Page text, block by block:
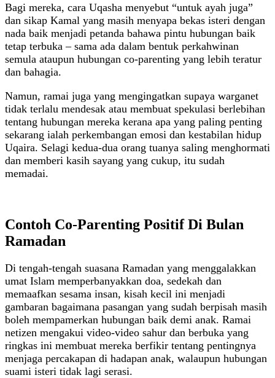
Bagi mereka, cara Uqasha menyebut “untuk ayah juga”
dan sikap Kamal yang masih menyapa bekas isteri dengan
nada baik menjadi petanda bahawa pintu hubungan baik
tetap terbuka – sama ada dalam bentuk perkahwinan
semula ataupun hubungan co‑parenting yang lebih teratur
dan bahagia.
Namun, ramai juga yang mengingatkan supaya warganet
tidak terlalu mendesak atau membuat spekulasi berlebihan
tentang hubungan mereka kerana apa yang paling penting
sekarang ialah perkembangan emosi dan kestabilan hidup
Uqaira. Selagi kedua‑dua orang tuanya saling menghormati
dan memberi kasih sayang yang cukup, itu sudah
memadai.
Contoh Co‑Parenting Positif Di Bulan
Ramadan
Di tengah‑tengah suasana Ramadan yang menggalakkan
umat Islam memperbanyakkan doa, sedekah dan
memaafkan sesama insan, kisah kecil ini menjadi
gambaran bagaimana pasangan yang sudah berpisah masih
boleh mempamerkan hubungan baik demi anak. Ramai
netizen mengakui video‑video sahur dan berbuka yang
ringkas ini membuat mereka berfikir tentang pentingnya
menjaga percakapan di hadapan anak, walaupun hubungan
suami isteri tidak lagi serasi.